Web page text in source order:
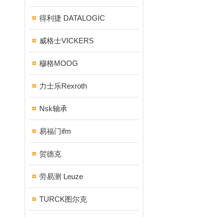
得利捷 DATALOGIC
威格士VICKERS
穆格MOOG
力士乐Rexroth
Nsk轴承
易福门ifm
贺德克
劳易测 Leuze
TURCK图尔克